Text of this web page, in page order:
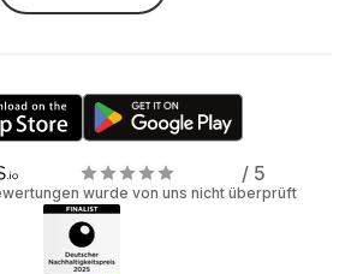
/ 5
wurde von uns nicht überprüft